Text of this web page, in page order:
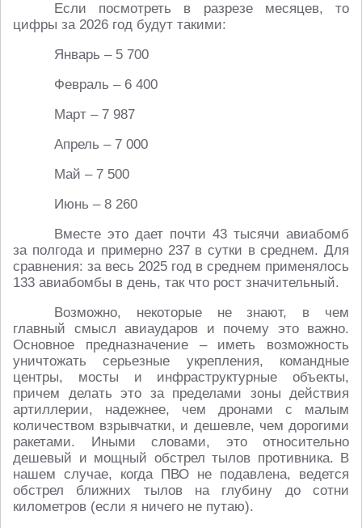
Если посмотреть в разрезе месяцев, то
цифры за 2026 год будут такими:
Январь – 5 700
Февраль – 6 400
Март – 7 987
Апрель – 7 000
Май – 7 500
Июнь – 8 260
Вместе это дает почти 43 тысячи авиабомб
за полгода и примерно 237 в сутки в среднем. Для
сравнения: за весь 2025 год в среднем применялось
133 авиабомбы в день, так что рост значительный.
Возможно, некоторые не знают, в чем
главный смысл авиаударов и почему это важно.
Основное предназначение – иметь возможность
уничтожать серьезные укрепления, командные
центры, мосты и инфраструктурные объекты,
причем делать это за пределами зоны действия
артиллерии, надежнее, чем дронами с малым
количеством взрывчатки, и дешевле, чем дорогими
ракетами. Иными словами, это относительно
дешевый и мощный обстрел тылов противника. В
нашем случае, когда ПВО не подавлена, ведется
обстрел ближних тылов на глубину до сотни
километров (если я ничего не путаю).